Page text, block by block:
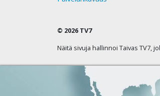
© 2026 TV7
Näitä sivuja hallinnoi Taivas TV7,